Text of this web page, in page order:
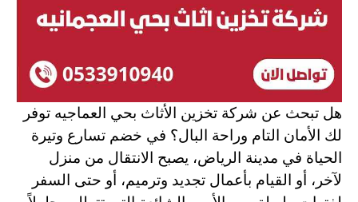
هل تبحث عن شركة تخزين الأثاث بحي العماجيه توفر
لك الأمان التام وراحة البال؟ في خضم تسارع وتيرة
الحياة في مدينة الرياض، يصبح الانتقال من منزل
لآخر، أو القيام بأعمال تجديد وترميم، أو حتى السفر